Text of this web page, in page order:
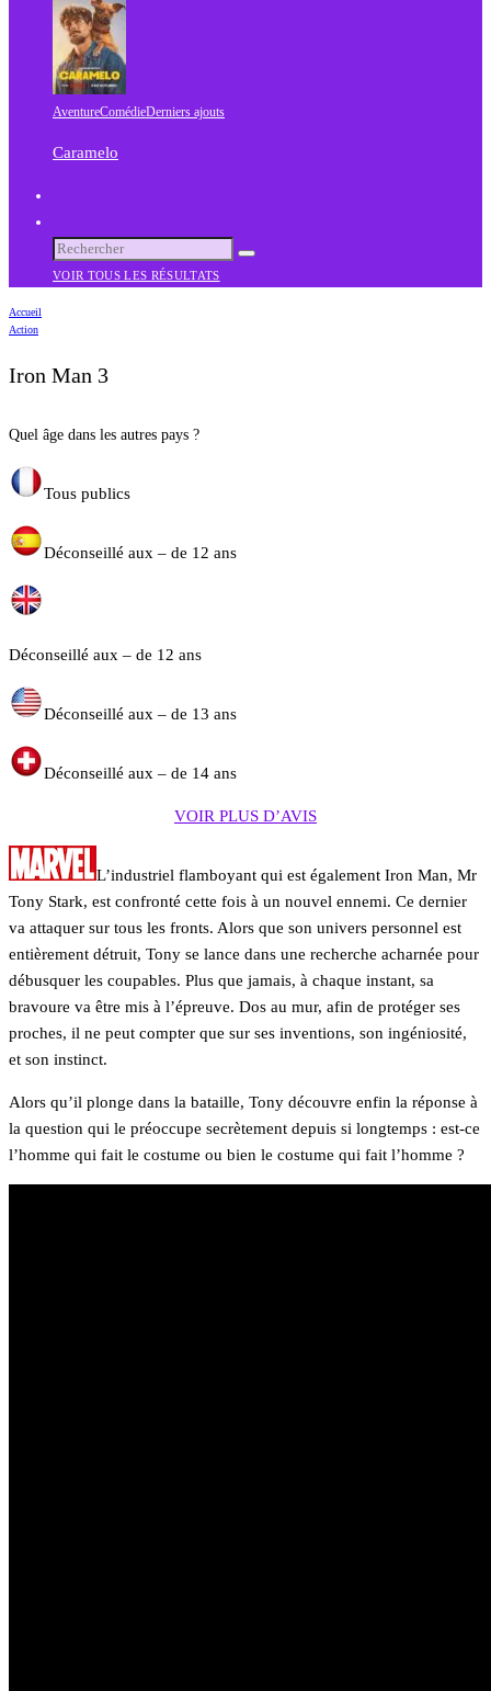
AventureComédieDerniers ajouts
Caramelo
VOIR TOUS LES RÉSULTATS
Accueil
Action
Iron Man 3
Quel âge dans les autres pays ?
Tous publics
Déconseillé aux – de 12 ans
Déconseillé aux – de 12 ans
Déconseillé aux – de 13 ans
Déconseillé aux – de 14 ans
VOIR PLUS D’AVIS
L’industriel flamboyant qui est également Iron Man, Mr
Tony Stark, est confronté cette fois à un nouvel ennemi. Ce dernier
va attaquer sur tous les fronts. Alors que son univers personnel est
entièrement détruit, Tony se lance dans une recherche acharnée pour
débusquer les coupables. Plus que jamais, à chaque instant, sa
bravoure va être mis à l’épreuve. Dos au mur, afin de protéger ses
proches, il ne peut compter que sur ses inventions, son ingéniosité,
et son instinct.
Alors qu’il plonge dans la bataille, Tony découvre enfin la réponse à
la question qui le préoccupe secrètement depuis si longtemps : est-ce
l’homme qui fait le costume ou bien le costume qui fait l’homme ?